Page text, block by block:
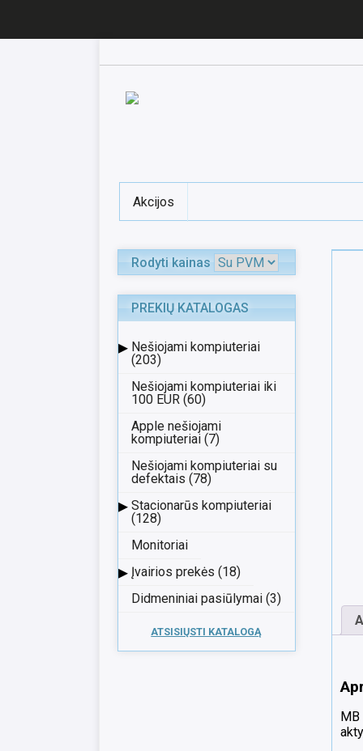
Akcijos
Rodyti kainas
PREKIŲ KATALOGAS
▸ Nešiojami kompiuteriai
(203)
Nešiojami kompiuteriai iki
100 EUR (60)
Apple nešiojami
kompiuteriai (7)
Nešiojami kompiuteriai su
defektais (78)
▸ Stacionarūs kompiuteriai
(128)
Monitoriai
▸ Įvairios prekės (18)
Didmeniniai pasiūlymai (3)
ATSISIŲSTI KATALOGĄ
MB